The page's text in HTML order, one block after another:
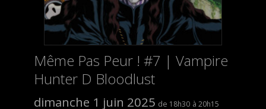
Même Pas Peur ! #7 | Vampire
Hunter D Bloodlust
dimanche 1 juin 2025 18h30 20h15